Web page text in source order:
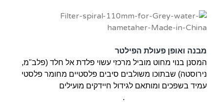
מבנה ואופן פעולת הפילטר
המסנן בנוי מחוט מוביל מרכזי עשוי פלדת אל חלד (פלב"מ,
נירוסטה) שבתוכו משולבים סיבים פלסטיים מחומר פלסטי
עמיד בשפכים ומותאם לגידול חיידקים מועילים
.